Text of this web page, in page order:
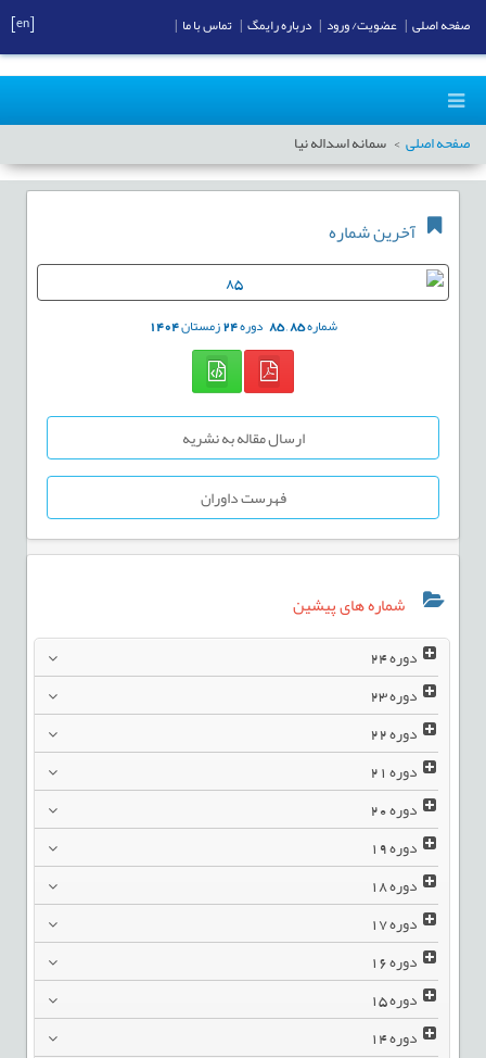
صفحه اصلی سمانه اسداله نیا
آخرین شماره
شماره85
,
85 دوره24زمستان1404
ارسال مقاله به نشریه
فهرست داوران
شماره های پیشین
دوره24
دوره23
دوره22
دوره21
دوره20
دوره19
دوره18
دوره17
دوره16
دوره15
دوره14
صفحه اصلی عضویت/ ورود درباره رایمگ تماس با ما